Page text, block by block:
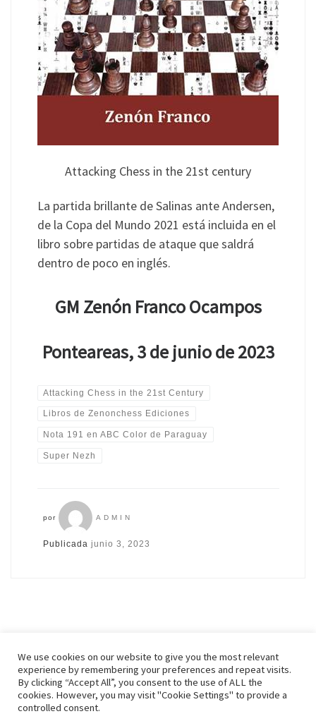
Attacking Chess in the 21st century
La partida brillante de Salinas ante Andersen,
de la Copa del Mundo 2021 está incluida en el
libro sobre partidas de ataque que saldrá
dentro de poco en inglés.
GM Zenón Franco Ocampos
Ponteareas, 3 de junio de 2023
Attacking Chess in the 21st Century
Libros de Zenonchess Ediciones
Nota 191 en ABC Color de Paraguay
Super Nezh
por ADMIN
Publicada junio 3, 2023
© 2026Zenonchess Ediciones– Todos los derechos reservados
Funciona con – Diseñado con el Tema Customizr
We use cookies on our website to give you the most relevant
experience by remembering your preferences and repeat visits.
By clicking “Accept All”, you consent to the use of ALL the
cookies. However, you may visit "Cookie Settings" to provide a
controlled consent.